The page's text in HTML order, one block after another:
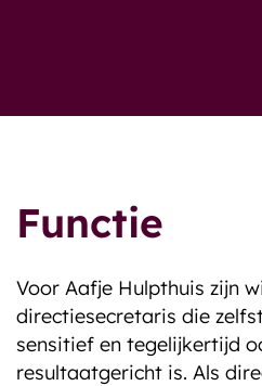
Functie
Voor Aafje Hulpthuis zijn
directiesecretaris die
sensitief en tegelijkertijd
resultaatgericht is. Als